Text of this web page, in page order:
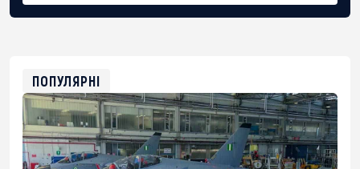
0xfD02863D3289416fcF50975c9DFda13623f97758
ПОПУЛЯРНІ